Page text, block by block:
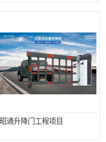
昭通升降门工程项目